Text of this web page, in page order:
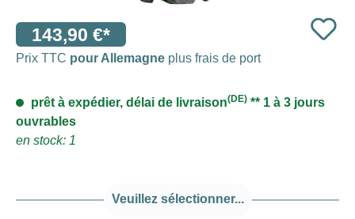
143,90 €*
Prix TTC pour Allemagne plus frais de port
prêt à expédier, délai de livraison(DE) ** 1 à 3 jours
ouvrables
en stock: 1
Veuillez sélectionner...